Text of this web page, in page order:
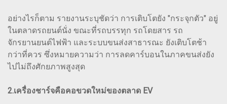
อย่างไรก็ตาม รายงานระบุชัดว่า การเติบโตยัง "กระจุกตัว" อยู่
ในตลาดรถยนต์นั่ง ขณะที่รถบรรทุก รถโดยสาร รถ
จักรยานยนต์ไฟฟ้า และระบบขนส่งสาธารณะ ยังเติบโตช้า
กว่าที่ควร ซึ่งหมายความว่า การลดคาร์บอนในภาคขนส่งยัง
ไปไม่ถึงศักยภาพสูงสุด
2.เครื่องชาร์จคือคอขวดใหม่ของตลาด EV